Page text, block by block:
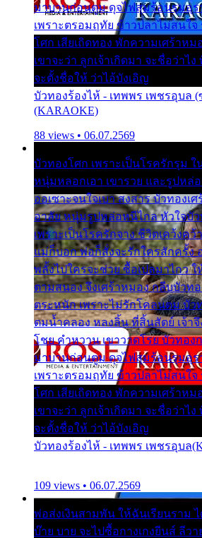
มาบานก่อนตูม ดุจไฟสุมร้อนรุมอุร
เพราะตรอมฤทัย ข้าวปลาไม่สนใจ
โศก เสียเถิดทอง พักความเศร้าหม
เขาจะว่า ลูกเจ้าเกิดมา จะชื่อว่าไ
จะตั้งชื่อให้ ว่าไอ้บังเอิญ
บัวทองร้องไห้ - เทพพร เพชรอุบล
(KARAOKE)
88 views • 06.07.2569
บัวทองโศก เพราะเป็นโรครักรุม
หนุ่มหลอกเอา เขารวย และรูปหล่
ออเซาะจนใจเบา สงสาร บัวทองเ
อาลัย หนุ่มรูปหล่อหนีไกล หัวใจบัว
เพราะเป็นโรครักจาง ชีวิตเคว้งคว้
แม่ก็บอก พ่อก็สั่งจะรักใครสักครั้ง
พลั้งไปใครจะช่วย ซื้อเปลมาไกว
ตามสนอง จึงเศร้าหมอง กลีบบัวท
ตระหนัก เพราะไม่รักโคลนตม บัว
ตมน้ำคลอง หลงลิ้น ที่สิ้นสัตย์ เจ้า
โชย คำหวาน เขาวาดโรย บัวทอง
มาบานก่อนตูม ดุจไฟสุมร้อนรุมอุร
เพราะตรอมฤทัย ข้าวปลาไม่สนใจ
โศก เสียเถิดทอง พักความเศร้าหม
เขาจะว่า ลูกเจ้าเกิดมา จะชื่อว่าไ
จะตั้งชื่อให้ ว่าไอ้บังเอิญ
บัวทองร้องไห้ - เทพพร เพชรอุบล
109 views • 06.07.2569
พ่อส่งเงินสามพัน ให้ฉันเรียนราม
บ๊าย บาย จะไปซื้อกางเกงยีนส์ ลีวา